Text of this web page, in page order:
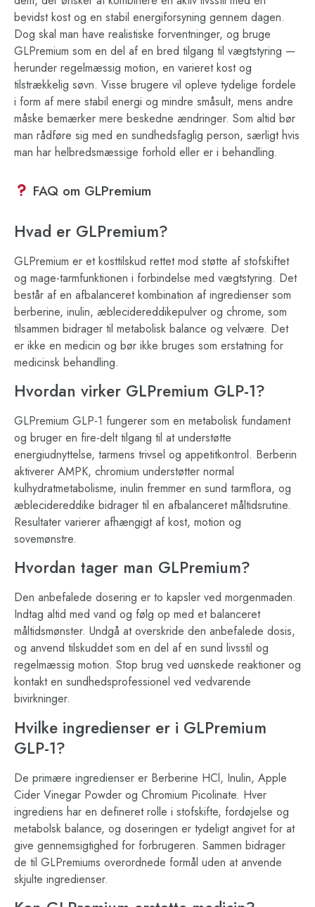
bevidst kost og en stabil energiforsyning gennem dagen.
Dog skal man have realistiske forventninger, og bruge
GLPremium som en del af en bred tilgang til vægtstyring —
herunder regelmæssig motion, en varieret kost og
tilstrækkelig søvn. Visse brugere vil opleve tydelige fordele
i form af mere stabil energi og mindre småsult, mens andre
måske bemærker mere beskedne ændringer. Som altid bør
man rådføre sig med en sundhedsfaglig person, særligt hvis
man har helbredsmæssige forhold eller er i behandling.
FAQ om GLPremium
Hvad er GLPremium?
GLPremium er et kosttilskud rettet mod støtte af stofskiftet
og mage-tarmfunktionen i forbindelse med vægtstyring. Det
består af en afbalanceret kombination af ingredienser som
berberine, inulin, æblecidereddikepulver og chrome, som
tilsammen bidrager til metabolisk balance og velvære. Det
er ikke en medicin og bør ikke bruges som erstatning for
medicinsk behandling.
Hvordan virker GLPremium GLP-1?
GLPremium GLP-1 fungerer som en metabolisk fundament
og bruger en fire-delt tilgang til at understøtte
energiudnyttelse, tarmens trivsel og appetitkontrol. Berberin
aktiverer AMPK, chromium understøtter normal
kulhydratmetabolisme, inulin fremmer en sund tarmflora, og
æblecidereddike bidrager til en afbalanceret måltidsrutine.
Resultater varierer afhængigt af kost, motion og
sovemønstre.
Hvordan tager man GLPremium?
Den anbefalede dosering er to kapsler ved morgenmaden.
Indtag altid med vand og følg op med et balanceret
måltidsmønster. Undgå at overskride den anbefalede dosis,
og anvend tilskuddet som en del af en sund livsstil og
regelmæssig motion. Stop brug ved uønskede reaktioner og
kontakt en sundhedsprofessionel ved vedvarende
bivirkninger.
Hvilke ingredienser er i GLPremium
GLP-1?
De primære ingredienser er Berberine HCl, Inulin, Apple
Cider Vinegar Powder og Chromium Picolinate. Hver
ingrediens har en defineret rolle i stofskifte, fordøjelse og
metabolsk balance, og doseringen er tydeligt angivet for at
give gennemsigtighed for forbrugeren. Sammen bidrager
de til GLPremiums overordnede formål uden at anvende
skjulte ingredienser.